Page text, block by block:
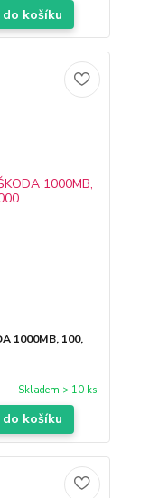
košíku
1000MB, 100,
Skladem > 10 ks
košíku